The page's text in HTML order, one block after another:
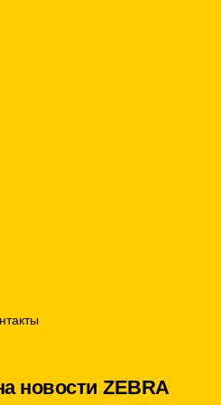
новости ZEBRA